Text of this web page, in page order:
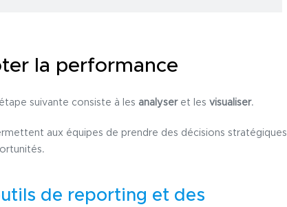
la performance
suivante consiste à les analyseret les visualiser.
aux équipes de prendre des décisions stratégiques
de reporting et des